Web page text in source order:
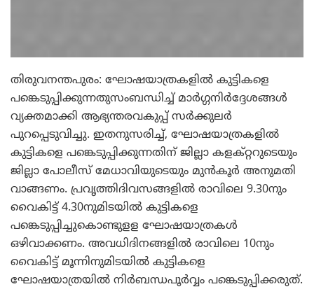
തിരുവനന്തപുരം: ഘോഷയാത്രകളില്‍ കുട്ടികളെ
പങ്കെടുപ്പിക്കുന്നതുസംബന്ധിച്ച് മാര്‍ഗ്ഗനിര്‍ദ്ദേശങ്ങള്‍
വ്യക്തമാക്കി ആഭ്യന്തരവകുപ്പ് സര്‍ക്കുലര്‍
പുറപ്പെടുവിച്ചു. ഇതനുസരിച്ച്, ഘോഷയാത്രകളില്‍
കുട്ടികളെ പങ്കെടുപ്പിക്കുന്നതിന് ജില്ലാ കളക്റ്ററുടെയും
ജില്ലാ പോലീസ് മേധാവിയുടെയും മുന്‍കൂര്‍ അനുമതി
വാങ്ങണം. പ്രവൃത്തിദിവസങ്ങളില്‍ രാവിലെ 9.30നും
വൈകിട്ട് 4.30നുമിടയില്‍ കുട്ടികളെ
പങ്കെടുപ്പിച്ചുകൊണ്ടുളള ഘോഷയാത്രകള്‍
ഒഴിവാക്കണം. അവധിദിനങ്ങളില്‍ രാവിലെ 10നും
വൈകിട്ട് മൂന്നിനുമിടയില്‍ കുട്ടികളെ
ഘോഷയാത്രയില്‍ നിര്‍ബന്ധപൂര്‍വ്വം പങ്കെടുപ്പിക്കരുത്.